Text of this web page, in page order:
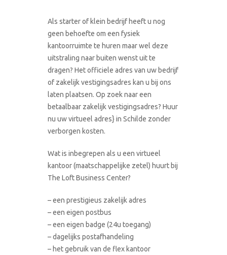
Als starter of klein bedrijf heeft u nog
geen behoefte om een fysiek
kantoorruimte te huren maar wel deze
uitstraling naar buiten wenst uit te
dragen? Het officiele adres van uw bedrijf
of zakelijk vestigingsadres kan u bij ons
laten plaatsen. Op zoek naar een
betaalbaar zakelijk vestigingsadres? Huur
nu uw virtueel adres} in Schilde zonder
verborgen kosten.
Wat is inbegrepen als u een virtueel
kantoor (maatschappelijke zetel) huurt bij
The Loft Business Center?
– een prestigieus zakelijk adres
– een eigen postbus
– een eigen badge (24u toegang)
– dagelijks postafhandeling
– het gebruik van de flex kantoor